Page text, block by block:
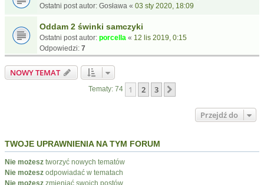
Ostatni post autor: Gosława « 03 sty 2020, 18:09
Oddam 2 świnki samczyki
Ostatni post autor: porcella « 12 lis 2019, 0:15
Odpowiedzi: 7
NOWY TEMAT
Tematy: 74 1 2 3
Przejdź do
TWOJE UPRAWNIENIA NA TYM FORUM
Nie możesz tworzyć nowych tematów
Nie możesz odpowiadać w tematach
Nie możesz zmieniać swoich postów